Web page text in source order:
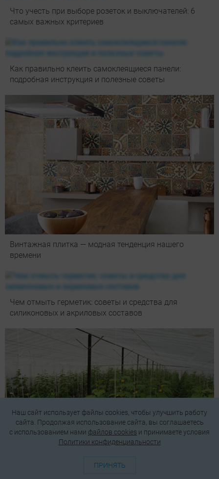
Что учесть при выборе розеток и выключателей: 6
самых важных критериев
Как правильно клеить самоклеящиеся панели:
подробная инструкция и полезные советы
Винтажная плитка — модная тенденция нашего
времени
Чем отмыть герметик: советы и средства для
силиконовых и акриловых составов
Наш сайт использует файлы cookies, чтобы улучшить работу
сайта. Продолжая использование сайта, вы соглашаетесь
c использованием нами файлов cookies и принимаете условия
Политики конфиденциальности
ПРИНЯТЬ